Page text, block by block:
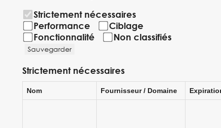
Strictement nécessaires
Performance
Ciblage
Fonctionnalité
Non classifiés
Sauvegarder
Strictement nécessaires
Nom Fournisseur / Domaine